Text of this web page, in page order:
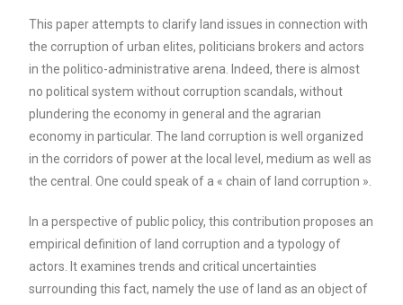
This paper attempts to clarify land issues in connection with
the corruption of urban elites, politicians brokers and actors
in the politico-administrative arena. Indeed, there is almost
no political system without corruption scandals, without
plundering the economy in general and the agrarian
economy in particular. The land corruption is well organized
in the corridors of power at the local level, medium as well as
the central. One could speak of a « chain of land corruption ».
In a perspective of public policy, this contribution proposes an
empirical definition of land corruption and a typology of
actors. It examines trends and critical uncertainties
surrounding this fact, namely the use of land as an object of